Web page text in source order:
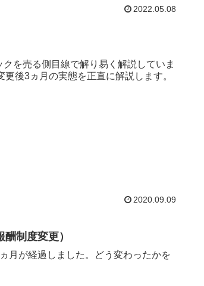
2022.05.08
を売る側目線で解り易く解説していま
後3ヵ月の実態を正直に解説します。
2020.09.09
制度変更）
月が経過しました。どう変わったかを